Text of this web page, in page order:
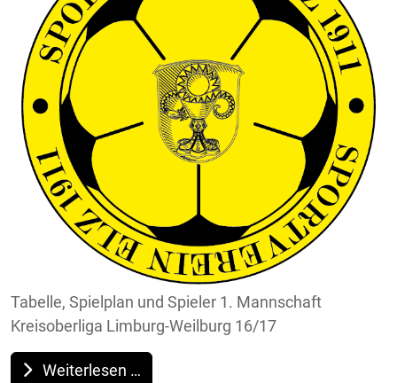
Tabelle, Spielplan und Spieler 1. Mannschaft
Kreisoberliga Limburg-Weilburg 16/17
Weiterlesen …